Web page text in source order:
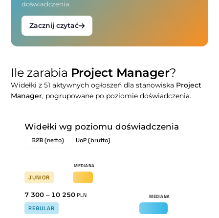
doświadczenia.
Zacznij czytać
Ile zarabia Project Manager?
Widełki z 51 aktywnych ogłoszeń dla stanowiska Project
Manager, pogrupowane po poziomie doświadczenia.
Widełki wg poziomu doświadczenia
B2B (netto) UoP (brutto)
JUNIOR
7 300 – 10 250 PLN
REGULAR